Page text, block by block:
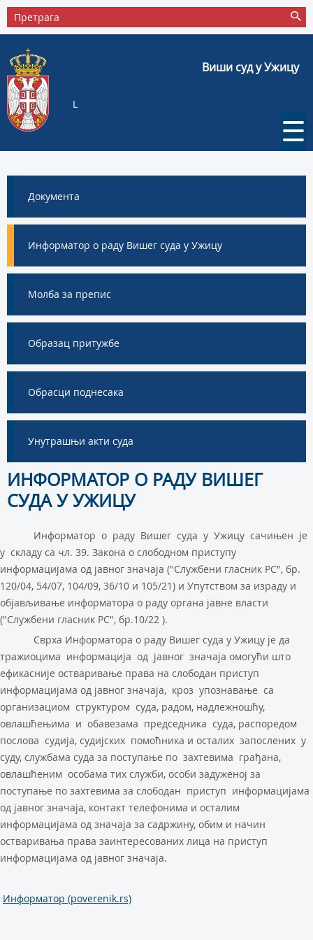
Виши суд у Ужицу
L
☰
Документа
Информатор о раду Вишег суда у Ужицу
Молба за препис
Образац притужбе
Обрасци поднесака
Унутрашњи акти суда
ИНФОРМАТОР О РАДУ ВИШЕГ
СУДА У УЖИЦУ
Информатор о раду Вишег суда у Ужицу сачињен је
у складу са чл. 39. Закона о слободном приступу
информацијама од јавног значаја ("Службени гласник PC", бр.
120/04, 54/07, 104/09, 36/10 и 105/21) и Упутством за израду и
објављивање информатора о раду органа јавне власти
("Службени гласник PC", бр.10/22 ).
Сврха Информатора о раду Вишег суда у Ужицу је да
тражиоцима информација од јавног значаја омогући што
ефикасније остваривање права на слободан приступ
информацијама од јавног значаја, кроз упознавање са
организациом структуром суда, радом, надлежношћу,
овлашћењима и обавезама председника суда, распоредом
послова судија, судијских помоћника и осталих запослених у
суду, службама суда за поступање по захтевима грађана,
овлашћеним особама тих служби, особи задуженој за
поступање по захтевима за слободан приступ информацијама
од јавног значаја, контакт телефонима и осталим
информацијама од значаја за садржину, обим и начин
остваривања права заинтересованих лица на приступ
информацијама од јавног значаја.
Информатор (poverenik.rs)